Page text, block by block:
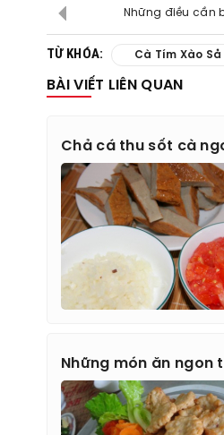
Những điều cần
TỪ KHÓA: Cà Tím Xào
BÀI VIẾT LIÊN QUAN
Chả cá thu sốt cà
Những món ăn ngon